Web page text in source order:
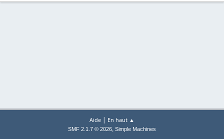
Aide | En haut ▲
SMF 2.1.7 © 2026, Simple Machines